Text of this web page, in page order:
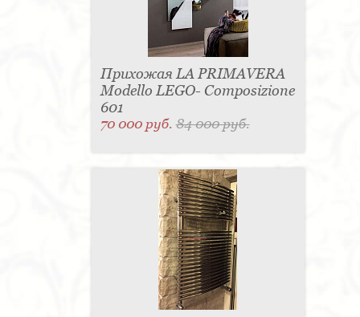
Прихожая LA PRIMAVERA
Modello LEGO- Composizione
601
70 000 руб.84 000 руб.